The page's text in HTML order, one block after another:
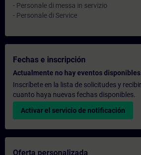
- Personale di messa in servizio
- Personale di Service
Fechas e inscripción
Actualmente no hay eventos disponibles
Inscríbete en la lista de solicitudes y
cuanto haya nuevas fechas disponibles.
Activar el servicio de notificación
Oferta personalizada